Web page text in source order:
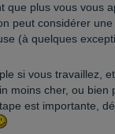
que plus vous vous
peut considérer
(à quelques
si vous travaillez,
moins cher, ou bien
est importante,